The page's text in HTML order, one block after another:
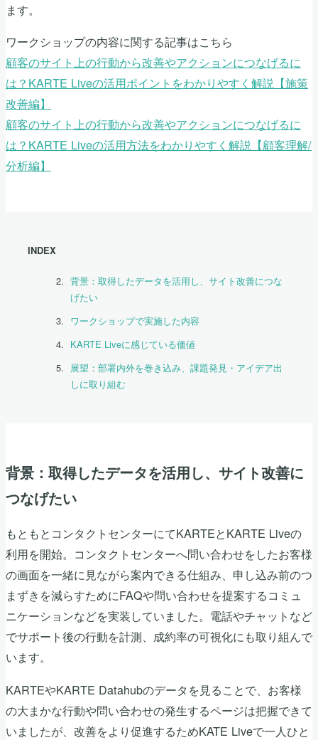
ます。
ワークショップの内容に関する記事はこちら
顧客のサイト上の行動から改善やアクションにつなげるに
は？KARTE Liveの活用ポイントをわかりやすく解説【施策
改善編】
顧客のサイト上の行動から改善やアクションにつなげるに
は？KARTE Liveの活用方法をわかりやすく解説【顧客理解/
分析編】
INDEX
背景：取得したデータを活用し、サイト改善につな
げたい
ワークショップで実施した内容
KARTE Liveに感じている価値
展望：部署内外を巻き込み、課題発見・アイデア出
しに取り組む
背景：取得したデータを活用し、サイト改善に
つなげたい
もともとコンタクトセンターにてKARTEとKARTE Liveの
利用を開始。コンタクトセンターへ問い合わせをしたお客様
の画面を一緒に見ながら案内できる仕組み、申し込み前のつ
まずきを減らすためにFAQや問い合わせを提案するコミュ
ニケーションなどを実装していました。電話やチャットなど
でサポート後の行動を計測、成約率の可視化にも取り組んで
います。
KARTEやKARTE Datahubのデータを見ることで、お客様
の大まかな行動や問い合わせの発生するページは把握できて
いましたが、改善をより促進するためKATE Liveで一人ひと